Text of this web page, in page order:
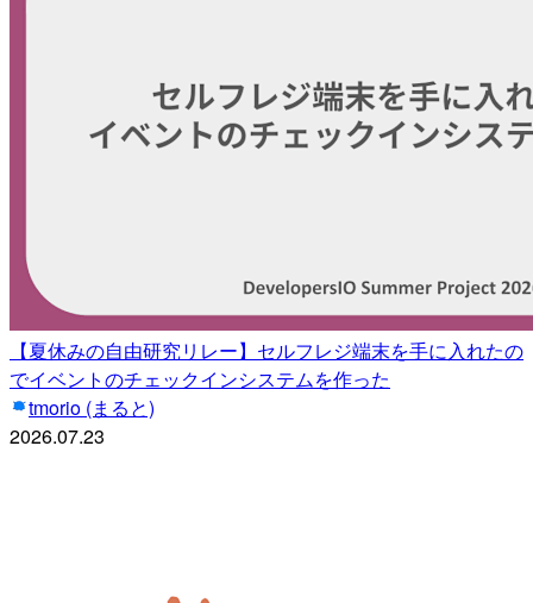
【夏休みの自由研究リレー】セルフレジ端末を手に入れたの
でイベントのチェックインシステムを作った
tmorio (まると)
2026.07.23